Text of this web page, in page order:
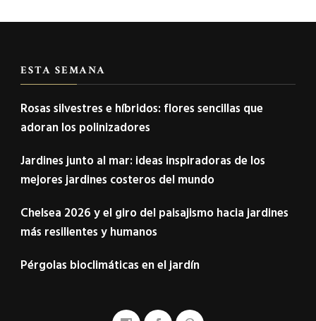
ESTA SEMANA
Rosas silvestres e híbridos: flores sencillas que
adoran los polinizadores
Jardines junto al mar: ideas inspiradoras de los
mejores jardines costeros del mundo
Chelsea 2026 y el giro del paisajismo hacia jardines
más resilientes y humanos
Pérgolas bioclimáticas en el jardín